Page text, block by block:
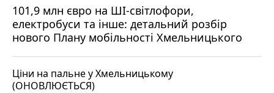
101,9 млн євро на ШІ-світлофори,
електробуси та інше: детальний розбір
нового Плану мобільності Хмельницького
Ціни на пальне у Хмельницькому
(ОНОВЛЮЄТЬСЯ)